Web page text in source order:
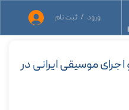
ورود / ثبت نام
موسیقی ایرانی در